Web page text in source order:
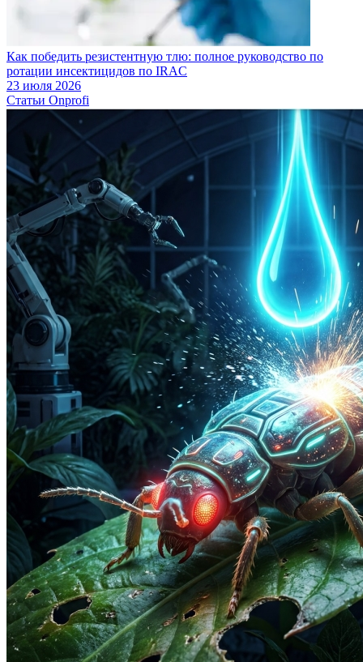
Как победить резистентную тлю: полное руководство по
ротации инсектицидов по IRAC
23 июля 2026
Статьи Onprofi